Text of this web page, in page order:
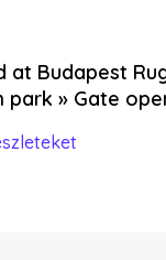
at Budapest
park » Gate